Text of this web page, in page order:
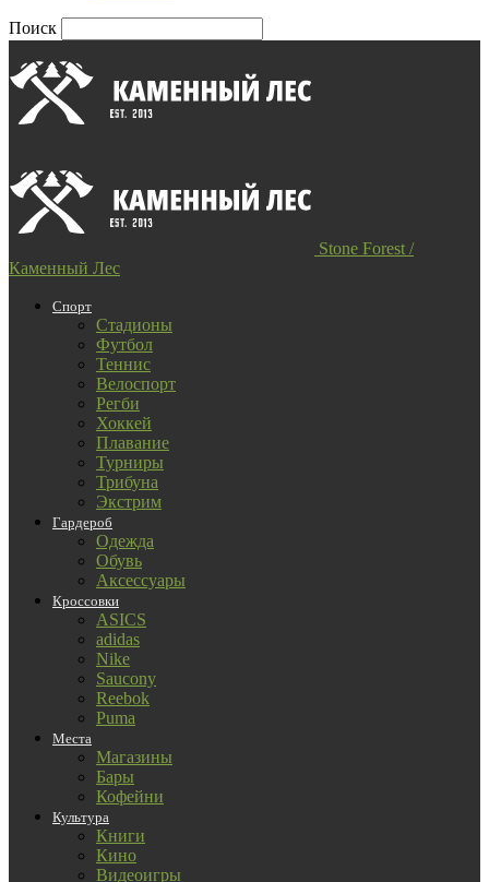
Поиск
Stone Forest /
Каменный Лес
Спорт
Стадионы
Футбол
Теннис
Велоспорт
Регби
Хоккей
Плавание
Турниры
Трибуна
Экстрим
Гардероб
Одежда
Обувь
Аксессуары
Кроссовки
ASICS
adidas
Nike
Saucony
Reebok
Puma
Места
Магазины
Бары
Кофейни
Культура
Книги
Кино
Видеоигры